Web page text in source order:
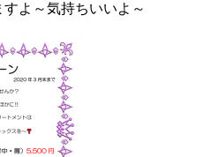
よ～気持ちいいよ～